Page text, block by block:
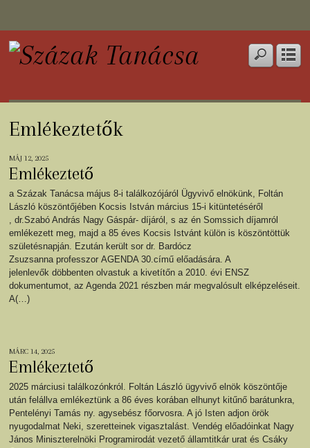
Emlékeztetők
MÁJ 12, 2025
Emlékeztető
a Százak Tanácsa május 8-i találkozójáról Ügyvivő elnökünk, Foltán
László köszöntőjében Kocsis István március 15-i kitüntetéséről
, dr.Szabó András Nagy Gáspár- díjáról, s az én Somssich díjamról
emlékezett meg, majd a 85 éves Kocsis Istvánt külön is köszöntöttük
születésnapján. Ezután került sor dr. Bardócz
Zsuzsanna professzor AGENDA 30.című előadására. A
jelenlevők döbbenten olvastuk a kivetítőn a 2010. évi ENSZ
dokumentumot, az Agenda 2021 részben már megvalósult elképzeléseit.
A(…)
MÁRC 14, 2025
Emlékeztető
2025 márciusi találkozónkról. Foltán László ügyvivő elnök köszöntője
után felállva emlékeztünk a 86 éves korában elhunyt kitűnő barátunkra,
Pentelényi Tamás ny. agysebész főorvosra. A jó Isten adjon örök
nyugodalmat Neki, szeretteinek vigasztalást. Vendég előadóinkat Nagy
János Miniszterelnöki Programirodát vezető államtitkár urat és Csáky